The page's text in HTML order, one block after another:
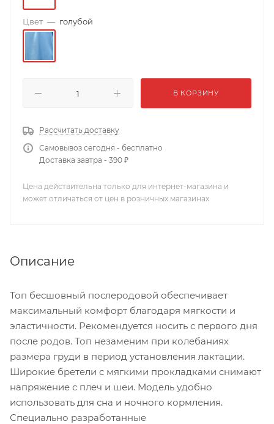
Цвет — голубой
В КОРЗИНУ
Рассчитать доставку
Самовывоз сегодня - бесплатно
Доставка завтра - 390 ₽
Цена действительна только для интернет-магазина и
может отличаться от цен в розничных магазинах
Описание
Топ бесшовный послеродовой обеспечивает
максимальный комфорт благодаря мягкости и
эластичности. Рекомендуется носить с первого дня
после родов. Топ незаменим при колебаниях
размера груди в период установления лактации.
Широкие бретели с мягкими прокладками снимают
напряжение с плеч и шеи. Модель удобно
использовать для сна и ночного кормления.
Специально разработанные